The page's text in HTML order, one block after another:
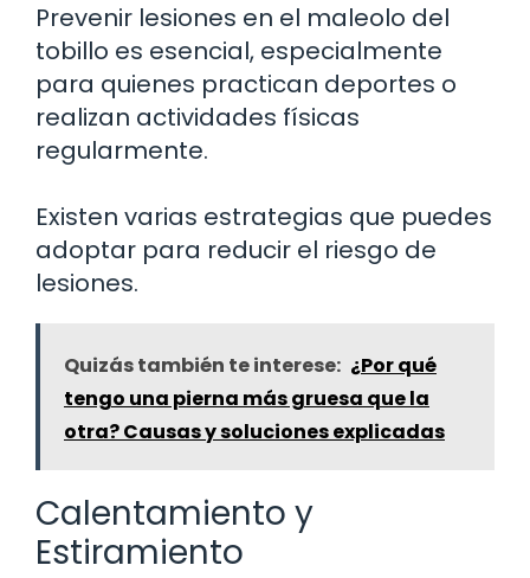
Prevenir lesiones en el maleolo del
tobillo es esencial, especialmente
para quienes practican deportes o
realizan actividades físicas
regularmente.
Existen varias estrategias que puedes
adoptar para reducir el riesgo de
lesiones.
Quizás también te interese: ¿Por qué
tengo una pierna más gruesa que la
otra? Causas y soluciones explicadas
Calentamiento y
Estiramiento